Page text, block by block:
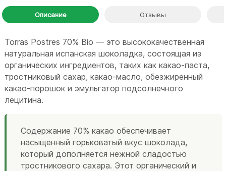
Описание Отзывы
Torras Postres 70% Bio — это высококачественная
натуральная испанская шоколадка, состоящая из
органических ингредиентов, таких как какао-паста,
тростниковый сахар, какао-масло, обезжиренный
какао-порошок и эмульгатор подсолнечного
лецитина.
Содержание 70% какао обеспечивает
насыщенный горьковатый вкус шоколада,
который дополняется нежной сладостью
тростникового сахара. Этот органический и